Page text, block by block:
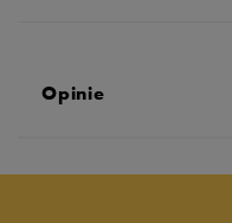
Opinie